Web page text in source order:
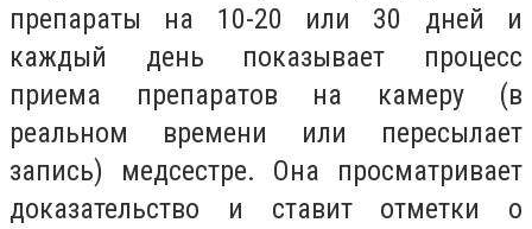
препараты на 10-20 или 30 дней и
каждый день показывает процесс
приема препаратов на камеру (в
реальном времени или пересылает
запись) медсестре. Она просматривает
доказательство и ставит отметки о